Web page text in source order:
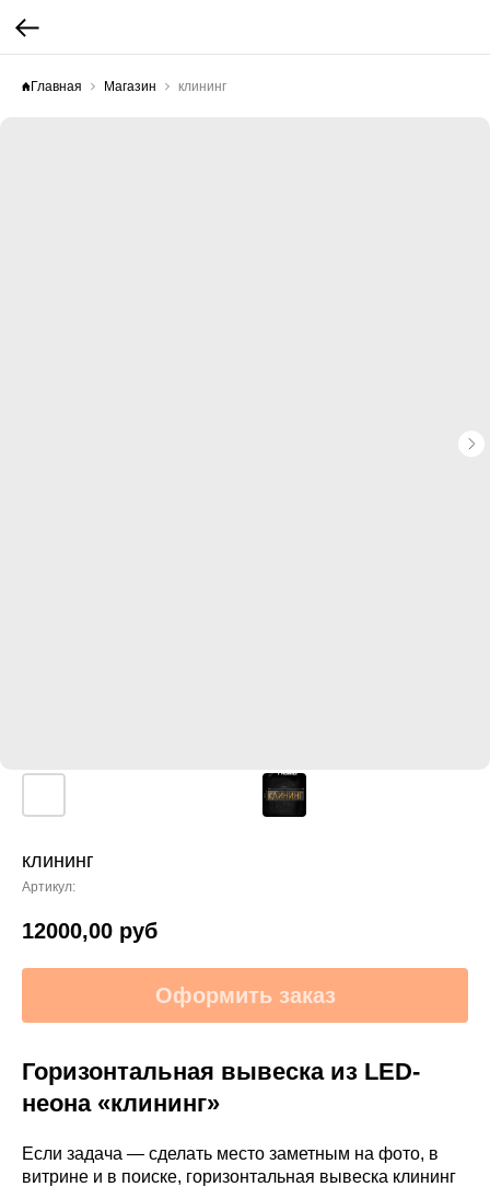
Главная Магазин клининг
клининг
Артикул:
12000,00 руб
Оформить заказ
Горизонтальная вывеска из LED-
неона «клининг»
Если задача — сделать место заметным на фото, в
витрине и в поиске, горизонтальная вывеска клининг